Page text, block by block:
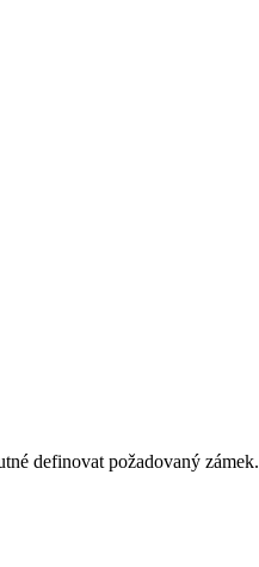
definovat požadovaný zámek.